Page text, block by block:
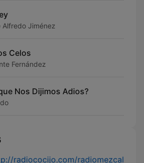
Alfredo Jiménez
Celos
Fernández
Nos Dijimos Adios?
radiococijo.com/radiomezcal